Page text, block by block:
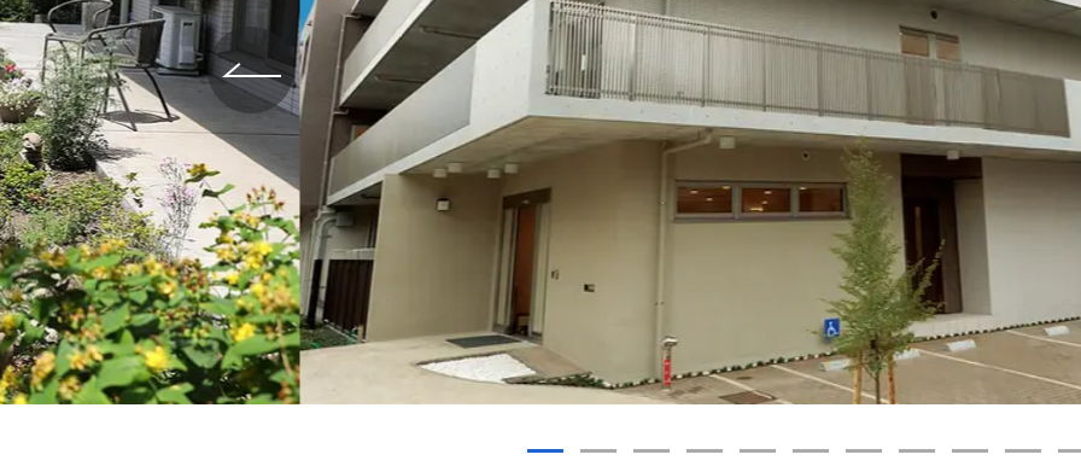
給与制度 資格取得サポート制度
スタッフインタビュー 社員主役のプロジェクト